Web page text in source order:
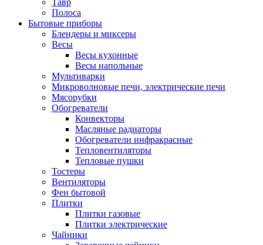
Полоса
Бытовые приборы
Блендеры и миксеры
Весы
Весы кухонные
Весы напольные
Мультиварки
Микроволновые печи, электрические печи
Мясорубки
Обогреватели
Конвекторы
Масляные радиаторы
Обогреватели инфракрасные
Тепловентиляторы
Тепловые пушки
Тостеры
Вентиляторы
Фен бытовой
Плитки
Плитки газовые
Плитки электрические
Чайники